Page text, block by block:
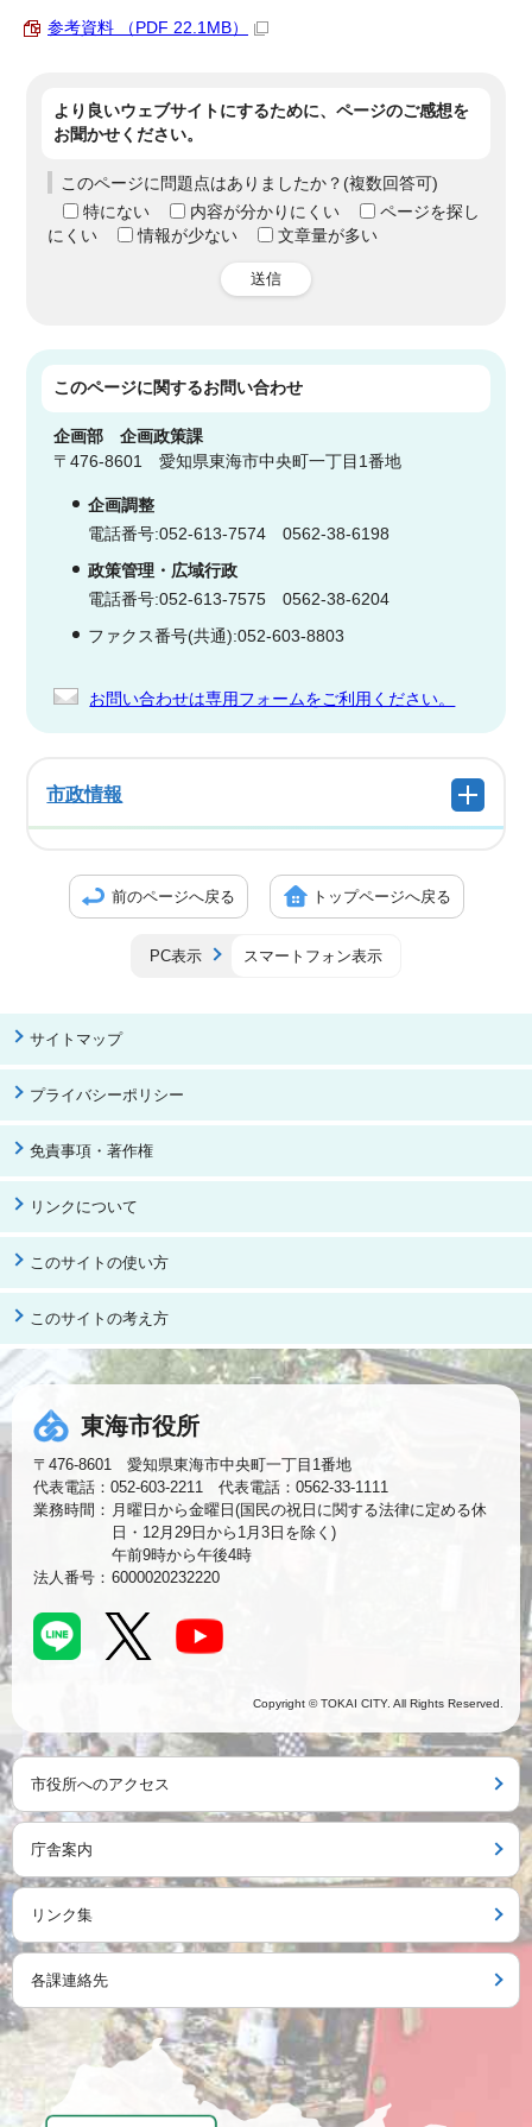
参考資料 （PDF 22.1MB）
より良いウェブサイトにするために、ページのご感想を
お聞かせください。
このページに問題点はありましたか？(複数回答可)
特にない
内容が分かりにくい
ページを探し
にくい
情報が少ない 文章量が多い
送信
このページに関するお問い合わせ
企画部企画政策課
〒476-8601 愛知県東海市中央町一丁目1番地
企画調整
電話番号:052-613-7574 0562-38-6198
政策管理・広域行政
電話番号:052-613-7575 0562-38-6204
ファクス番号(共通):052-603-8803
お問い合わせは専用フォームをご利用ください。
市政情報
前のページへ戻る トップページへ戻る
PC表示 スマートフォン表示
サイトマップ
プライバシーポリシー
免責事項・著作権
リンクについて
このサイトの使い方
このサイトの考え方
東海市役所
〒476-8601 愛知県東海市中央町一丁目1番地
代表電話：052-603-2211 代表電話：0562-33-1111
業務時間： 月曜日から金曜日(国民の祝日に関する法律に定める休
日・12月29日から1月3日を除く)
午前9時から午後4時
法人番号： 6000020232220
Copyright © TOKAI CITY. All Rights Reserved.
市役所へのアクセス
庁舎案内
リンク集
各課連絡先